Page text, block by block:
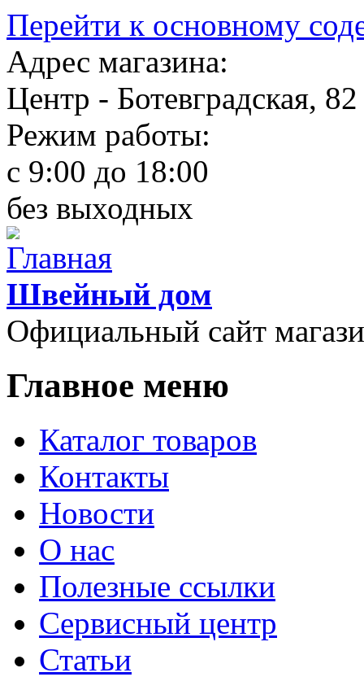
Перейти к основному
Адрес магазина:
Центр - Ботевградская, 82
Режим работы:
c 9:00 до 18:00
без выходных
Швейный дом
Официальный сайт
Главное меню
Каталог товаров
Контакты
Новости
О нас
Полезные ссылки
Сервисный центр
Статьи